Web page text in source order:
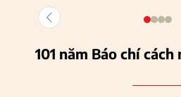
101 năm Báo chí